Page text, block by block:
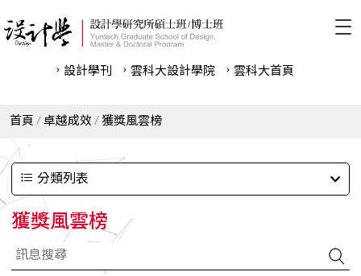
設計學刊 雲科⼤設計學院 雲科⼤首頁
首頁 卓越成效 獲獎風雲榜
分類列表
獲獎風雲榜